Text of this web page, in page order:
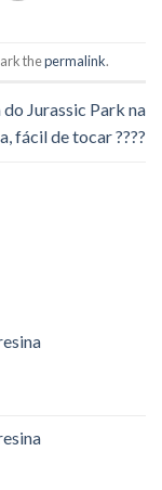
thepermalink.
Jurassic Park na
fácil de tocar ????